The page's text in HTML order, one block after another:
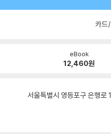
카드
eBook
12,460원
서울특별시 영등포구 은행로